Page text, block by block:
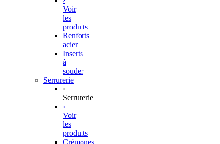
Voir
les
produits
Renforts
acier
Inserts
à
souder
Serrurerie
‹
Serrurerie
›
Voir
les
produits
Crémones